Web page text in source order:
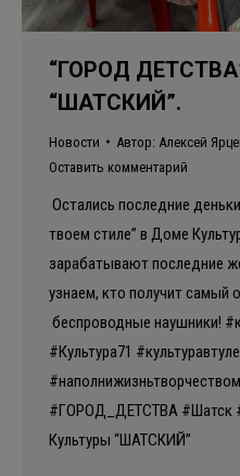
“ГОРОД
“ШАТСКИЙ”.
Новости Автор: Алексей
Оставить комментарий
Остались последние
твоем стиле” в Доме
зарабатывают последние
узнаем, кто получит самый
беспроводные наушники!
#Культура71
#ГОРОД_ДЕТСТВА #Шатск
Культуры “ШАТСКИЙ”